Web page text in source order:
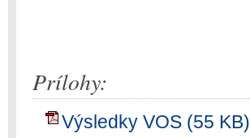
Prílohy:
Výsledky VOS (55 KB)